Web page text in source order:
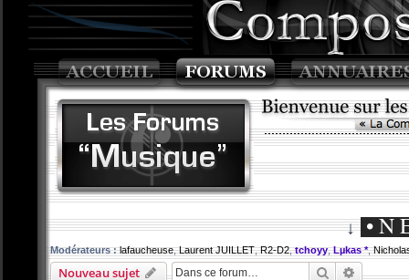
↓ • N
Modérateurs : lafaucheuse,Laurent JUILLET,R2-D2,tchoyy,Lµkas *,
Nouveau sujet Rechercher